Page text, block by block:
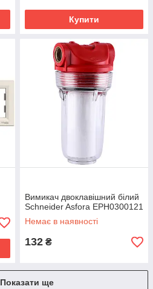
Купити
Вимикач двоклавішний білий
Schneider Asfora EPH0300121
Немає в наявності
132 ₴
Показати ще